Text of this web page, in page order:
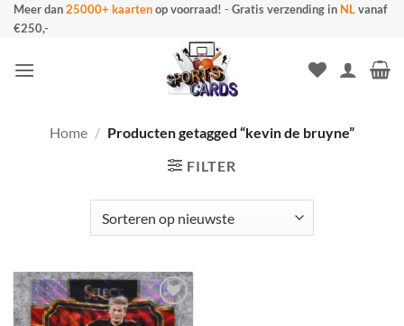
Ga
naar
Meer dan25000+ kaartenop voorraad! - Gratis verzending in NLvanaf
€250,-
Home / Producten getagged “kevin de bruyne”
FILTER